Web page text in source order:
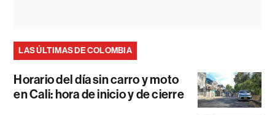
LAS ÚLTIMAS DE COLOMBIA
Horario del día sin carro y moto
en Cali: hora de inicio y de cierre